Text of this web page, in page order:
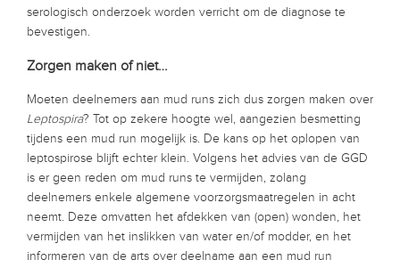
serologisch onderzoek worden verricht om de diagnose te
bevestigen.
Zorgen maken of niet…
Moeten deelnemers aan mud runs zich dus zorgen maken over
Leptospira? Tot op zekere hoogte wel, aangezien besmetting
tijdens een mud run mogelijk is. De kans op het oplopen van
leptospirose blijft echter klein. Volgens het advies van de GGD
is er geen reden om mud runs te vermijden, zolang
deelnemers enkele algemene voorzorgsmaatregelen in acht
neemt. Deze omvatten het afdekken van (open) wonden, het
vermijden van het inslikken van water en/of modder, en het
informeren van de arts over deelname aan een mud run